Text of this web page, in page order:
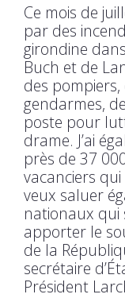
Ce mois de
par des
girondine
Buch et de
des
gendarmes,
poste pour
drame. J’ai
près de 37
vacanciers
veux saluer
nationaux
apporter le
de la
secrétaire
Président